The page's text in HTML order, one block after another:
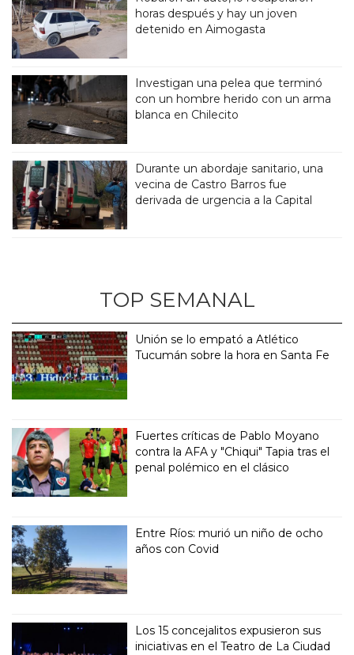
horas después y hay un joven
detenido en Aimogasta
Investigan una pelea que terminó
con un hombre herido con un arma
blanca en Chilecito
Durante un abordaje sanitario, una
vecina de Castro Barros fue
derivada de urgencia a la Capital
TOP SEMANAL
Unión se lo empató a Atlético
Tucumán sobre la hora en Santa Fe
Fuertes críticas de Pablo Moyano
contra la AFA y "Chiqui" Tapia tras el
penal polémico en el clásico
Entre Ríos: murió un niño de ocho
años con Covid
Los 15 concejalitos expusieron sus
iniciativas en el Teatro de La Ciudad